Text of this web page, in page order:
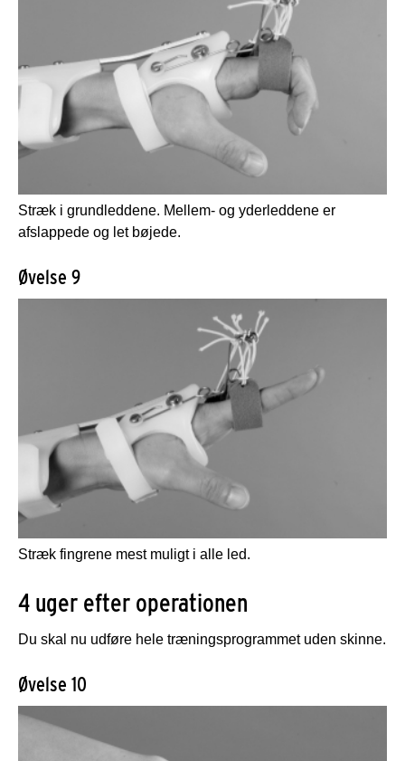
Stræk i grundleddene. Mellem- og yderleddene er
afslappede og let bøjede.
Øvelse 9
Stræk fingrene mest muligt i alle led.
4 uger efter operationen
Du skal nu udføre hele træningsprogrammet uden skinne.
Øvelse 10